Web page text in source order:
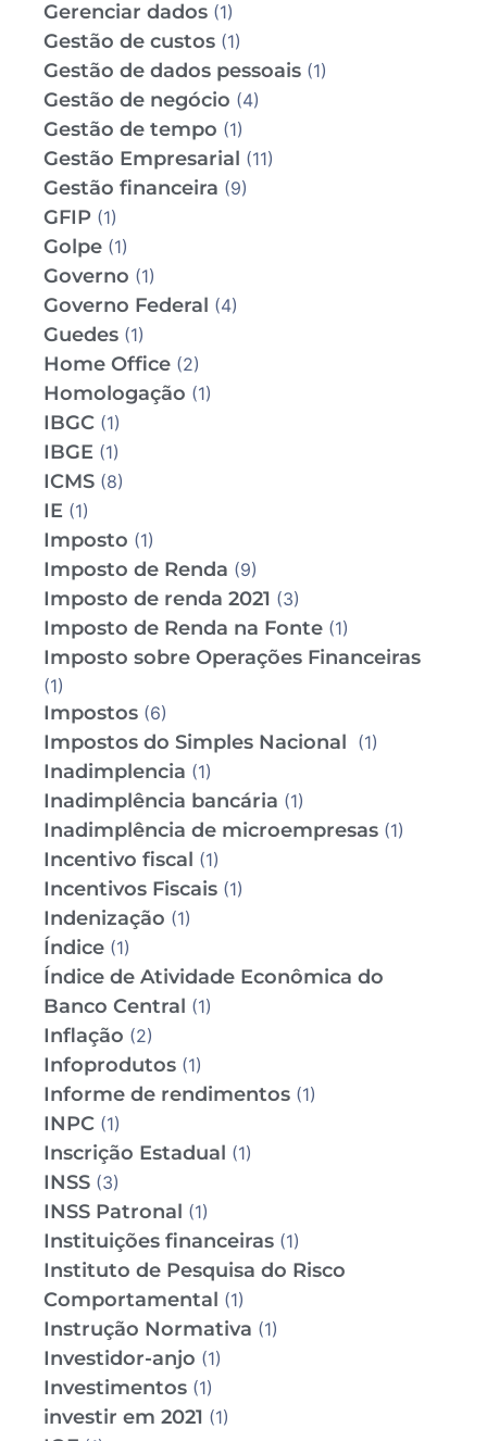
Gerenciar dados (1)
Gestão de custos (1)
Gestão de dados pessoais (1)
Gestão de negócio (4)
Gestão de tempo (1)
Gestão Empresarial (11)
Gestão financeira (9)
GFIP (1)
Golpe (1)
Governo (1)
Governo Federal (4)
Guedes (1)
Home Office (2)
Homologação (1)
IBGC (1)
IBGE (1)
ICMS (8)
IE (1)
Imposto (1)
Imposto de Renda (9)
Imposto de renda 2021 (3)
Imposto de Renda na Fonte (1)
Imposto sobre Operações Financeiras
(1)
Impostos (6)
Impostos do Simples Nacional (1)
Inadimplencia (1)
Inadimplência bancária (1)
Inadimplência de microempresas (1)
Incentivo fiscal (1)
Incentivos Fiscais (1)
Indenização (1)
Índice (1)
Índice de Atividade Econômica do
Banco Central (1)
Inflação (2)
Infoprodutos (1)
Informe de rendimentos (1)
INPC (1)
Inscrição Estadual (1)
INSS (3)
INSS Patronal (1)
Instituições financeiras (1)
Instituto de Pesquisa do Risco
Comportamental (1)
Instrução Normativa (1)
Investidor-anjo (1)
Investimentos (1)
investir em 2021 (1)